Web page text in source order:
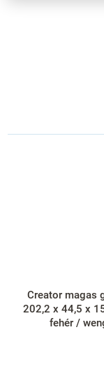
Creator magas
202,2 x 44,5 x
fehér /